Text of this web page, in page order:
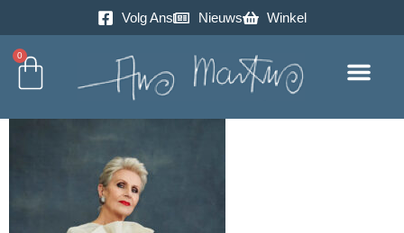
Volg Ans Nieuws Winkel
0